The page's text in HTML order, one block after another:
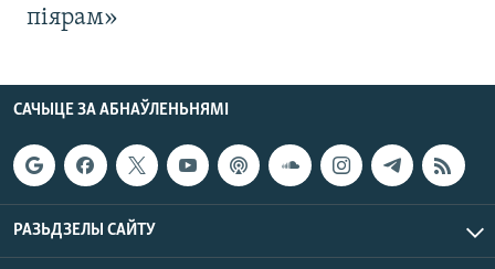
піярам»
САЧЫЦЕ ЗА АБНАЎЛЕНЬНЯМІ
РАЗЬДЗЕЛЫ САЙТУ